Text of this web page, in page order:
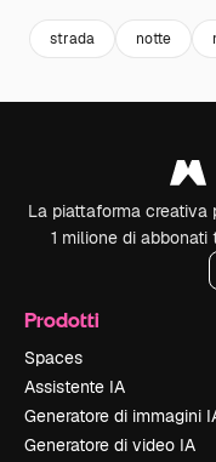
strada notte
La piattaforma creativa
1 milione di abbonati
Prodotti
Spaces
Assistente IA
Generatore di immagini
Generatore di video IA